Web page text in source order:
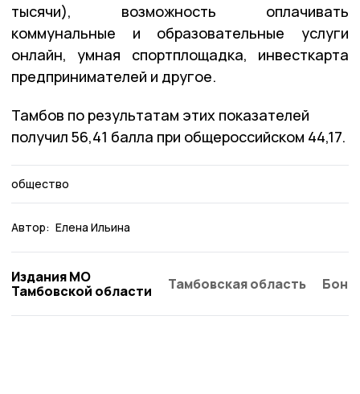
тысячи), возможность оплачивать
коммунальные и образовательные услуги
онлайн, умная спортплощадка, инвесткарта
предпринимателей и другое.
Тамбов по результатам этих показателей
получил 56,41 балла при общероссийском 44,17.
общество
Автор: Елена Ильина
Издания МО
Тамбовской области
Тамбовская область